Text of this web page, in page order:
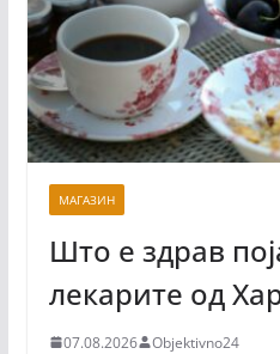
МАГАЗИН
Што е здрав
лекарите од
07.08.2026 Objektivno24